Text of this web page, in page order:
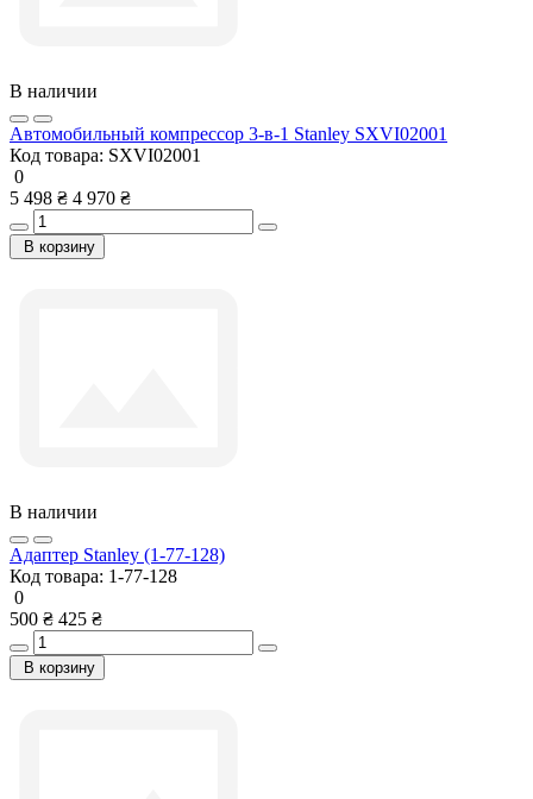
В наличии
Автомобильный компрессор 3-в-1 Stanley SXVI02001
Код товара: SXVI02001
0
5 498 ₴ 4 970 ₴
В корзину
В наличии
Адаптер Stanley (1-77-128)
Код товара: 1-77-128
0
500 ₴ 425 ₴
В корзину